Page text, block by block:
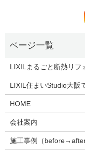
LIXILまるごと断熱リフ
LIXIL住まいStudio大阪
HOME
会社案内
施工事例（before→after